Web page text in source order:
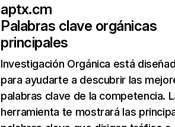
aptx.cm
Palabras clave orgánicas
principales
Investigación Orgánica está
para ayudarte a descubrir las
palabras clave de la competencia.
herramienta te mostrará las